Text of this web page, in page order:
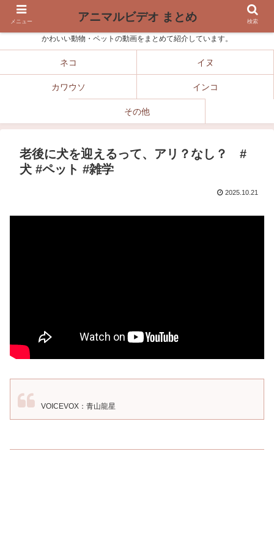
かわいい動物・ペットの動画をまとめて紹介しています。
ネコ イヌ
カワウソ インコ
その他
老後に犬を迎えるって、アリ？なし？ #
犬 #ペット #雑学
2025.10.21
VOICEVOX：青山龍星
メニュー アニマルビデオ まとめ 検索